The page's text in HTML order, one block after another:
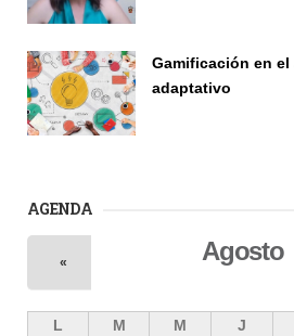
Gamificación en
adaptativo
AGENDA
Agosto
«
L M M J